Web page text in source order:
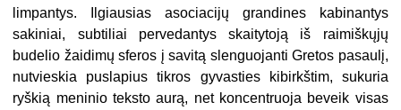
limpantys. Ilgiausias asociacijų gran­dines kabinantys
sakiniai, subtiliai pervedantys skaitytoją iš raimiškųjų
budelio žaidimų sferos į savitą slenguojanti Gretos pasaulį,
nu­tvieskia puslapius tikros gyvasties kibirkštim, sukuria
ryškią meninio teksto aurą, net koncentruoja be­veik visas